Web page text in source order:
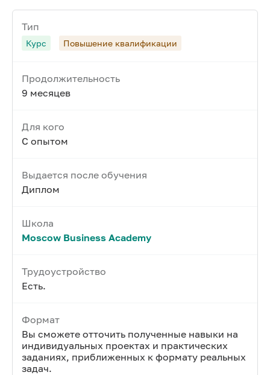
Тип
Курс Повышение квалификации
Продолжительность
9 месяцев
Для кого
С опытом
Выдается после обучения
Диплом
Школа
Moscow Business Academy
Трудоустройство
Есть.
Формат
Вы сможете отточить полученные навыки на
индивидуальных проектах и практических
заданиях, приближенных к формату реальных
задач.